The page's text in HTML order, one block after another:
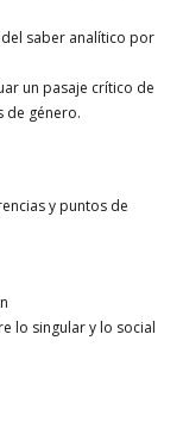
saber analítico por
un pasaje crítico de
de género.
y puntos de
lo singular y lo social